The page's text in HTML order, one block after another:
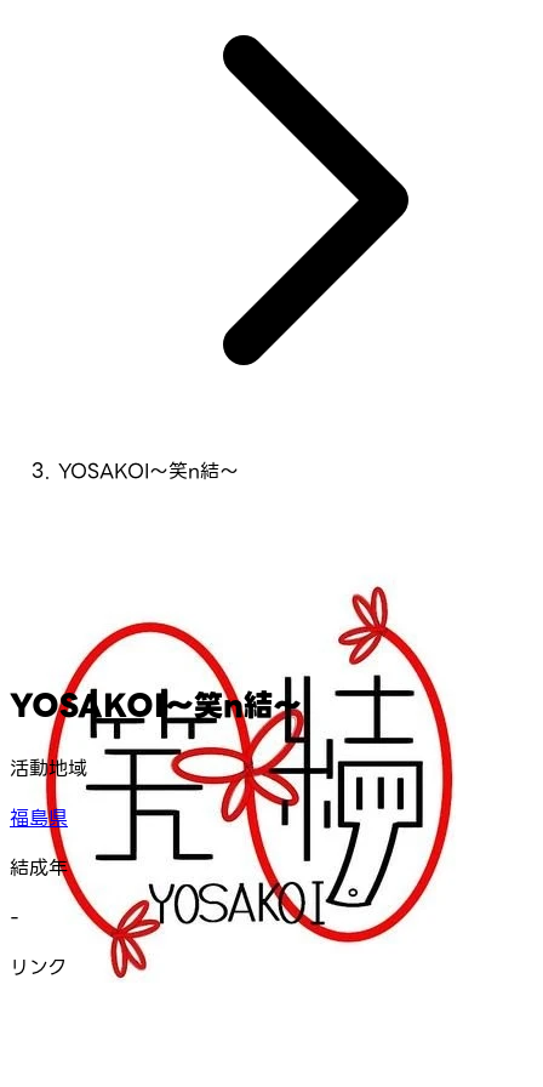
YOSAKOI～笑n結～
YOSAKOI～笑n結～
活動地域
福島県
結成年
-
リンク